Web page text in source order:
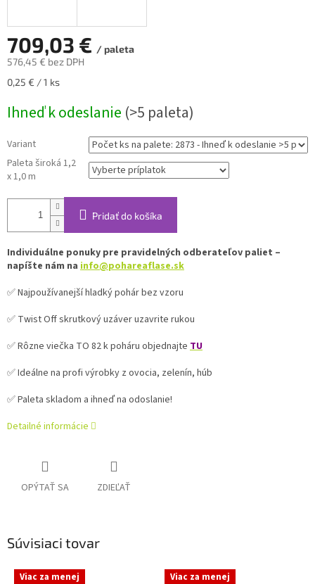
709,03 € / paleta
576,45 € bez DPH
Jednotková
0,25 € / 1 ks
Ihneď k odeslanie (>5 paleta)
Variant
Paleta široká 1,2
x 1,0 m
Pridať do košíka
Individuálne ponuky pre pravidelných odberateľov paliet –
napíšte nám na info@pohareaflase.sk
✅ Najpoužívanejší hladký pohár bez vzoru
✅ Twist Off skrutkový uzáver uzavrite rukou
✅ Rôzne viečka TO 82 k poháru objednajte TU
✅ Ideálne na profi výrobky z ovocia, zelenín, húb
✅ Paleta skladom a ihneď na odoslanie!
Detailné informácie
OPÝTAŤ SA ZDIEĽAŤ
Súvisiaci tovar
Viac za menej Viac za menej